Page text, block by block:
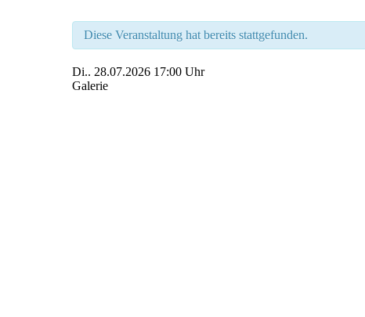
Diese Veranstaltung hat bereits stattgefunden.
Di.. 28.07.2026 17:00 Uhr
Galerie